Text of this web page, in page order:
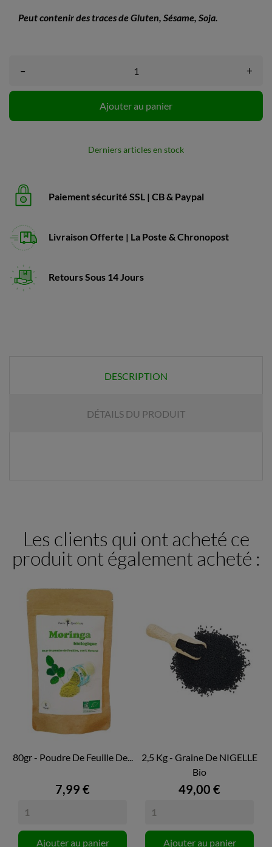
Peut contenir des traces de Gluten, Sésame, Soja.
– +
Ajouter au panier
Derniers articles en stock
Paiement sécurité SSL | CB & Paypal
Livraison Offerte | La Poste & Chronopost
Retours Sous 14 Jours
DESCRIPTION
DÉTAILS DU PRODUIT
Les clients qui ont acheté ce
produit ont également acheté :
80gr - Poudre De Feuille De...
7,99 €
Ajouter au panier
2,5 Kg - Graine De NIGELLE
Bio
49,00 €
Ajouter au panier